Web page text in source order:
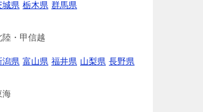
城県 栃木県 群馬県
陸・甲信越
潟県 富山県 福井県 山梨県 長野県
海